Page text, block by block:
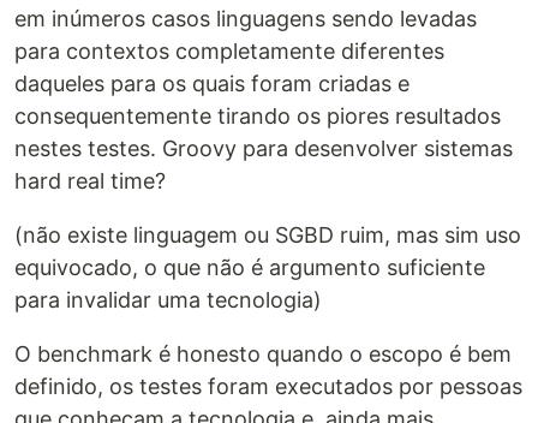
em inúmeros casos linguagens sendo levadas
para contextos completamente diferentes
daqueles para os quais foram criadas e
consequentemente tirando os piores resultados
nestes testes. Groovy para desenvolver sistemas
hard real time?
(não existe linguagem ou SGBD ruim, mas sim uso
equivocado, o que não é argumento suficiente
para invalidar uma tecnologia)
O benchmark é honesto quando o escopo é bem
definido, os testes foram executados por pessoas